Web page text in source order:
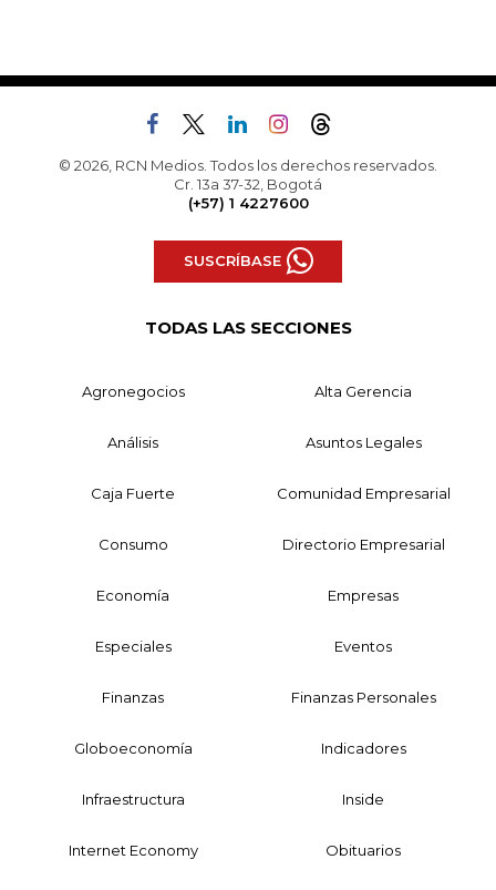
© 2026, RCN Medios. Todos los derechos reservados.
Cr. 13a 37-32, Bogotá
(+57) 1 4227600
SUSCRÍBASE
TODAS LAS SECCIONES
Agronegocios Alta Gerencia
Análisis Asuntos Legales
Caja Fuerte Comunidad Empresarial
Consumo Directorio Empresarial
Economía Empresas
Especiales Eventos
Finanzas Finanzas Personales
Globoeconomía Indicadores
Infraestructura Inside
Internet Economy Obituarios